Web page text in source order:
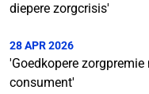
diepere zorgcrisis'
28 APR 2026
'Goedkopere
consument'